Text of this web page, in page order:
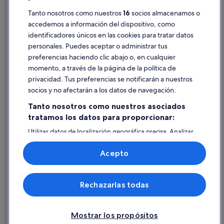
Pautas sobre el contenido y cómo denunciar contenido
Ayuda
Cancelar un vuelo
Cancelar una reserva de hotel o de un alquiler vacacional
Utilizar un cupón de Expedia
Documentos para viajes internacionales
© 2026 Expedia, Inc., una empresa de Expedia Group. Todos los
derechos reservados. Expedia y el logotipo de Expedia son marcas
comerciales o marcas comerciales registradas de Expedia, Inc.
Tanto nosotros como nuestros16 socios almacenamos o
accedemos a información del dispositivo, como
identificadores únicos en las cookies para tratar datos
personales. Puedes aceptar o administrar tus
preferencias haciendo clic abajo o, en cualquier
momento, a través de la página de la política de
privacidad. Tus preferencias se notificarán a nuestros
socios y no afectarán a los datos de navegación.
Tanto nosotros como nuestros asociados
tratamos los datos para proporcionar:
Utilizar datos de localización geográfica precisa. Analizar
activamente las características del dispositivo para su
identificación. Almacenar la información en un dispositivo
y/o acceder a ella. Publicidad y contenido personalizados,
medición de publicidad y contenido, investigación de
audiencia y desarrollo de servicios.
Lista de asociados (proveedores)
Mostrar los propósitos
Rechazarlas todas
Acepto